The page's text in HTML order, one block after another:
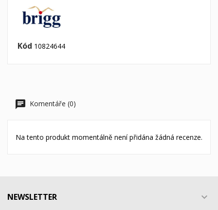
Kód 10824644
Komentáře (0)
Na tento produkt momentálně není přidána žádná recenze.
NEWSLETTER 